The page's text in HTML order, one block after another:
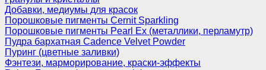
Добавки, медиумы для красок
Порошковые пигменты Cernit Sparkling
Порошковые пигменты Pearl Ex (металлики, перламутр)
Пудра бархатная Cadence Velvet Powder
Пуринг (цветные заливки)
Фэнтези, марморирование, краски-эффекты